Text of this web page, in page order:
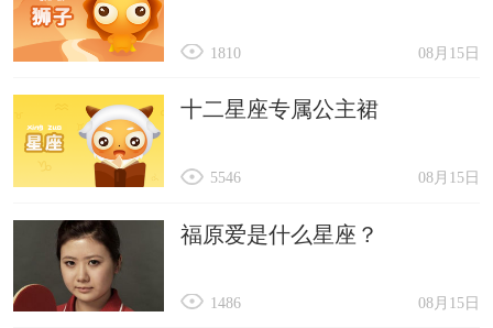
08月15日
1810
十二星座专属公主裙
08月15日
5546
福原爱是什么星座？
08月15日
1486